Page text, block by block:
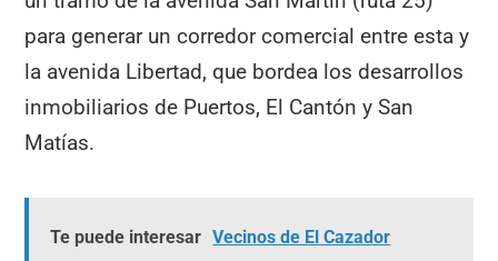
para generar un corredor comercial entre esta y
la avenida Libertad, que bordea los desarrollos
inmobiliarios de Puertos, El Cantón y San
Matías.
Te puede interesar Vecinos de El Cazador